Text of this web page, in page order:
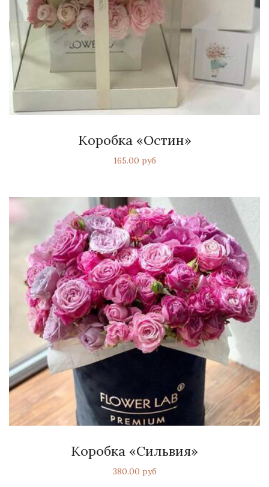
Коробка «Остин»
165.00 руб
Коробка «Сильвия»
380.00 руб